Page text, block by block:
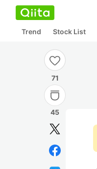
Trend Stock List
71
45